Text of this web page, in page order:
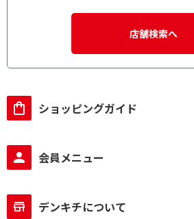
店舗検索へ
ショッピングガイド
会員メニュー
デンキチについて